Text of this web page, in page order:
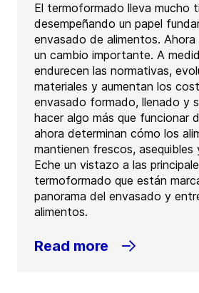
El termoformado lleva mucho
desempeñando un papel
envasado de alimentos.
un cambio importante. A
endurecen las normativas,
materiales y aumentan los
envasado formado, llenado y
hacer algo más que funcionar
ahora determinan cómo los
mantienen frescos, asequibles
Eche un vistazo a las
termoformado que están
panorama del envasado y
alimentos.
Read more